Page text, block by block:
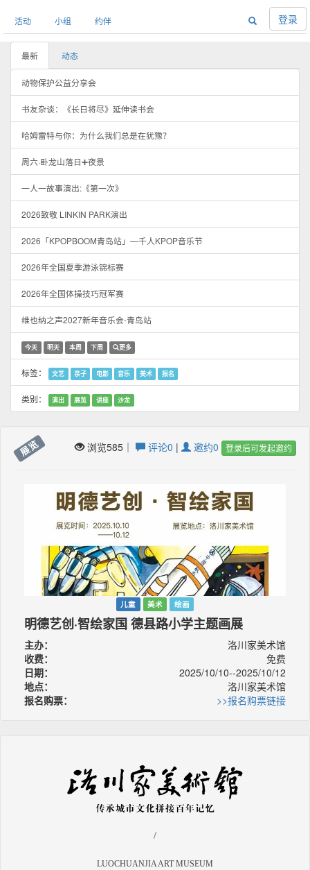
活动 小组 约伴 登录
最新 动态
动物保护公益分享会
书友杂谈：《长日将尽》延伸读书会
哈姆雷特与你：为什么我们总是在犹豫？
周六·卧龙山落日➕夜景
一人一故事演出:《第一次》
2026致敬 LINKIN PARK演出
2026「KPOPBOOM青岛站」—千人KPOP音乐节
2026年全国夏季游泳锦标赛
2026年全国体操技巧冠军赛
维也纳之声2027新年音乐会-青岛站
今天 明天 本周 下周 更多
标签： 文艺 亲子 电影 音乐 美术 报名
类别： 演出 展览 讲座 沙龙
展览 浏览585｜ 评论0 | 邀约0 登录后可发起邀约
儿童 美术 绘画
明德艺创·智绘家国 德县路小学主题画展
主办：
洛川家美术馆
收费：
免费
日期：
2025/10/10--2025/10/12
地点：
洛川家美术馆
报名购票：
>>报名购票链接
/
LUOCHUANJIA ART MUSEUM